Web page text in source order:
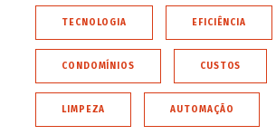
TECNOLOGIA EFICIÊNCIA
CONDOMÍNIOS CUSTOS
LIMPEZA AUTOMAÇÃO